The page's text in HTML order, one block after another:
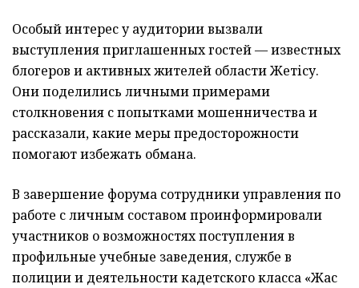
Особый интерес у аудитории вызвали
выступления приглашенных гостей — известных
блогеров и активных жителей области Жетісу.
Они поделились личными примерами
столкновения с попытками мошенничества и
рассказали, какие меры предосторожности
помогают избежать обмана.
В завершение форума сотрудники управления по
работе с личным составом проинформировали
участников о возможностях поступления в
профильные учебные заведения, службе в
полиции и деятельности кадетского класса «Жас